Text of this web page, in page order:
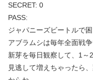
SECRET: 0
PASS:
ジャパニーズビートルで
アブラムシは毎年全面戦争
新芽を毎日観察して、1～
見逃して増えちゃったら